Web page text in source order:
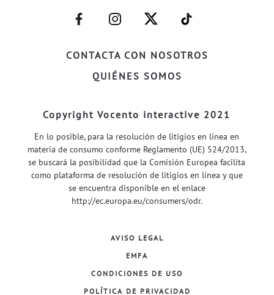
CONTACTA CON NOSOTROS
QUIÉNES SOMOS
–
FACEBOOK–
–
INSTAGRAM–
–
TWITTER–
–
WELIFE–
Copyright Vocento interactive 2021
En lo posible, para la resolución de litigios en línea en
materia de consumo conforme Reglamento (UE) 524/2013,
se buscará la posibilidad que la Comisión Europea facilita
como plataforma de resolución de litigios en línea y que
se encuentra disponible en el enlace
http://ec.europa.eu/consumers/odr.
AVISO LEGAL
EMFA
CONDICIONES DE USO
POLÍTICA DE PRIVACIDAD